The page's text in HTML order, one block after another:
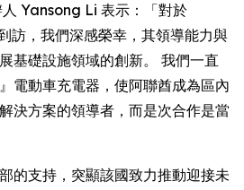
Yansong Li 表示：「對於
訪，我們深感榮幸，其領導能力與
基礎設施領域的創新。 我們一直
電動車充電器，使阿聯酋成為區內
決方案的領導者，而是次合作是當
的支持，突顯該國致力推動迎接未